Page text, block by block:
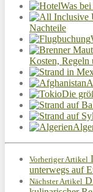
Was
Nachteile
Kosten, Regeln
Die
Vorheriger Artikel
unterwegs auf
Nächster Artikel